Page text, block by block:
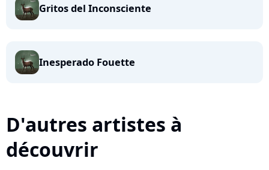
Gritos del Inconsciente
Inesperado Fouette
D'autres artistes à
découvrir